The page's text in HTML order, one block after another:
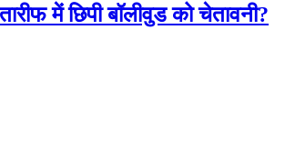
में छिपी बॉलीवुड को चेतावनी?